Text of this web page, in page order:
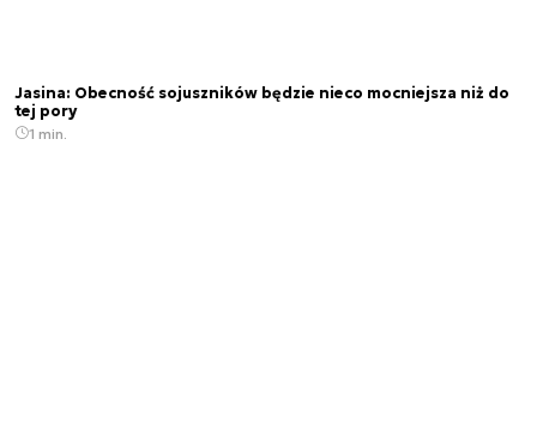
Jasina: Obecność sojuszników będzie nieco mocniejsza niż do
tej pory
1 min.